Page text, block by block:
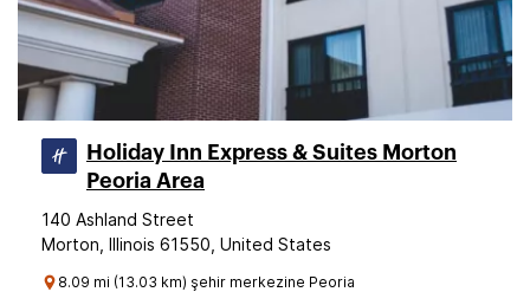
Holiday Inn Express & Suites Morton
Peoria Area
140 Ashland Street
Morton, Illinois 61550, United States
8.09 mi (13.03 km) şehir merkezine Peoria